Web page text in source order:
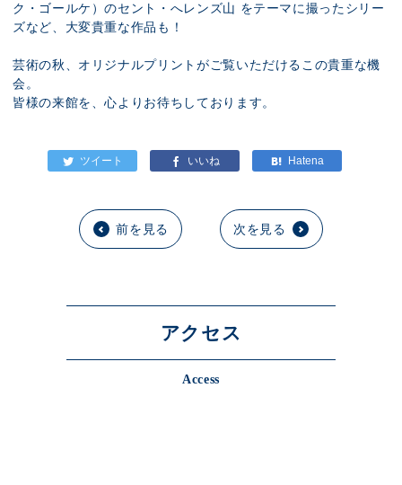
ク・ゴールケ）のセント・へレンズ山 をテーマに撮ったシリー
ズなど、大変貴重な作品も！
芸術の秋、オリジナルプリントがご覧いただけるこの貴重な機
会。
皆様の来館を、心よりお待ちしております。
前を見る 次を見る
アクセス
Access